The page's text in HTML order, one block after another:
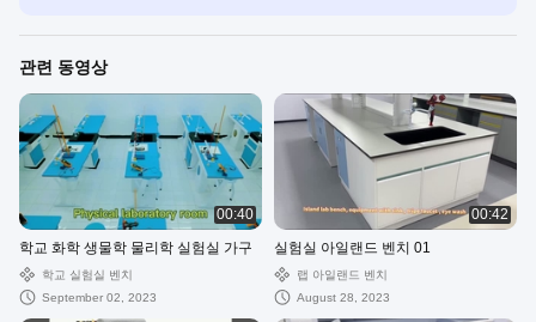
관련 동영상
00:40
학교 화학 생물학 물리학 실험실 가구
학교 실험실 벤치
September 02, 2023
00:42
실험실 아일랜드 벤치 01
랩 아일랜드 벤치
August 28, 2023